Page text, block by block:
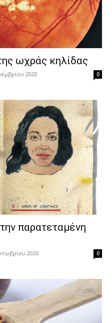
ωχράς κηλίδας
2020 0
παρατεταμένη
2020 0